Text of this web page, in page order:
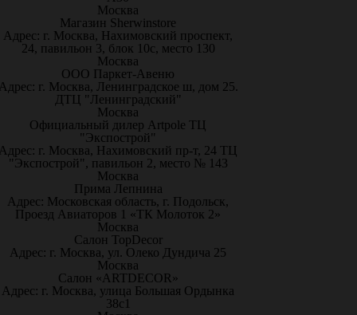
Москва
Магазин Sherwinstore
Адрес: г. Москва, Нахимовский проспект,
24, павильон 3, блок 10с, место 130
Москва
ООО Паркет-Авeню
г. Москва, Ленинградское ш, дом 25.
ДТЦ "Ленинградский"
Москва
Официальный дилер Artpole ТЦ
"Экспострой"
г. Москва, Нахимовский пр-т, 24 ТЦ
"Экспострой", павильон 2, место № 143
Москва
Прима Лепнина
Адрес: Московская область, г. Подольск,
Проезд Авиаторов 1 «ТК Молоток 2»
Москва
Салон TopDecor
Адрес: г. Москва, ул. Олеко Дундича 25
Москва
Салон «ARTDECOR»
Адрес: г. Москва, улица Большая Ордынка
38с1